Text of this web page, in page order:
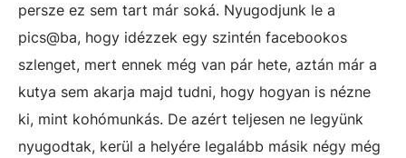
persze ez sem tart már soká. Nyugodjunk le a
pics@ba, hogy idézzek egy szintén facebookos
szlenget, mert ennek még van pár hete, aztán már a
kutya sem akarja majd tudni, hogy hogyan is nézne
ki, mint kohómunkás. De azért teljesen ne legyünk
nyugodtak, kerül a helyére legalább másik négy még